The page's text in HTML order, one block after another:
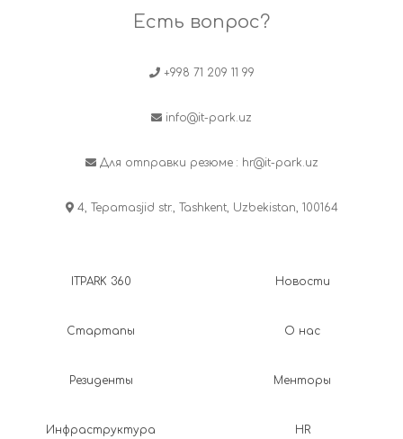
Есть вопрос?
+998 71 209 11 99
info@it-park.uz
Для отправки резюме : hr@it-park.uz
4, Tepamasjid str., Tashkent, Uzbekistan, 100164
ITPARK 360
Стартапы
Резиденты
Инфраструктура
Новости
О нас
Менторы
HR